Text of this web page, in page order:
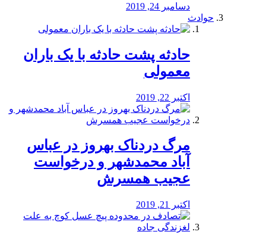
دسامبر 24, 2019
حوادث
️حادثه پشت حادثه با یک باران
معمولی
اکتبر 22, 2019
مرگ دردناک بهروز در عباس
آباد محمدشهر و درخواست
عجیب همسرش
اکتبر 21, 2019